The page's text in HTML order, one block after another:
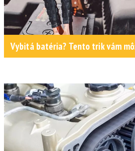
Vybitá batéria? Tento trik vám